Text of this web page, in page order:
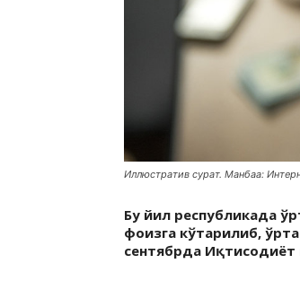
Иллюстратив сурат. Манбаа:
Бу йил республикада
фоизга кўтарилиб,
сентябрда